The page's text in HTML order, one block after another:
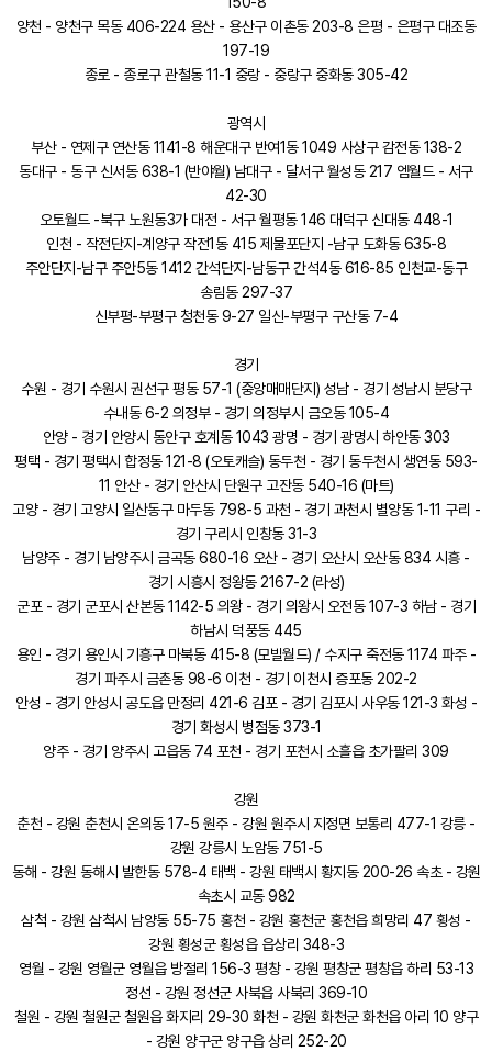
양천 - 양천구 목동 406-224 용산 - 용산구 이촌동 203-8 은평 - 은평구 대조동
197-19
종로 - 종로구 관철동 11-1 중랑 - 중랑구 중화동 305-42
광역시
부산 - 연제구 연산동 1141-8 해운대구 반여1동 1049 사상구 감전동 138-2
동대구 - 동구 신서동 638-1 (반야월) 남대구 - 달서구 월성동 217 엠월드 - 서구
42-30
오토월드 -북구 노원동3가 대전 - 서구 월평동 146 대덕구 신대동 448-1
인천 - 작전단지-계양구 작전1동 415 제물포단지 -남구 도화동 635-8
주안단지-남구 주안5동 1412 간석단지-남동구 간석4동 616-85 인천교-동구
송림동 297-37
신부평-부평구 청천동 9-27 일신-부평구 구산동 7-4
경기
수원 - 경기 수원시 권선구 평동 57-1 (중앙매매단지) 성남 - 경기 성남시 분당구
수내동 6-2 의정부 - 경기 의정부시 금오동 105-4
안양 - 경기 안양시 동안구 호계동 1043 광명 - 경기 광명시 하안동 303
평택 - 경기 평택시 합정동 121-8 (오토캐슬) 동두천 - 경기 동두천시 생연동 593-
11 안산 - 경기 안산시 단원구 고잔동 540-16 (마트)
고양 - 경기 고양시 일산동구 마두동 798-5 과천 - 경기 과천시 별양동 1-11 구리 -
경기 구리시 인창동 31-3
남양주 - 경기 남양주시 금곡동 680-16 오산 - 경기 오산시 오산동 834 시흥 -
경기 시흥시 정왕동 2167-2 (라성)
군포 - 경기 군포시 산본동 1142-5 의왕 - 경기 의왕시 오전동 107-3 하남 - 경기
하남시 덕풍동 445
용인 - 경기 용인시 기흥구 마북동 415-8 (모빌월드) / 수지구 죽전동 1174 파주 -
경기 파주시 금촌동 98-6 이천 - 경기 이천시 증포동 202-2
안성 - 경기 안성시 공도읍 만정리 421-6 김포 - 경기 김포시 사우동 121-3 화성 -
경기 화성시 병점동 373-1
양주 - 경기 양주시 고읍동 74 포천 - 경기 포천시 소흘읍 초가팔리 309
강원
춘천 - 강원 춘천시 온의동 17-5 원주 - 강원 원주시 지정면 보통리 477-1 강릉 -
강원 강릉시 노암동 751-5
동해 - 강원 동해시 발한동 578-4 태백 - 강원 태백시 황지동 200-26 속초 - 강원
속초시 교동 982
삼척 - 강원 삼척시 남양동 55-75 홍천 - 강원 홍천군 홍천읍 희망리 47 횡성 -
강원 횡성군 횡성읍 읍상리 348-3
영월 - 강원 영월군 영월읍 방절리 156-3 평창 - 강원 평창군 평창읍 하리 53-13
정선 - 강원 정선군 사북읍 사북리 369-10
철원 - 강원 철원군 철원읍 화지리 29-30 화천 - 강원 화천군 화천읍 아리 10 양구
- 강원 양구군 양구읍 상리 252-20